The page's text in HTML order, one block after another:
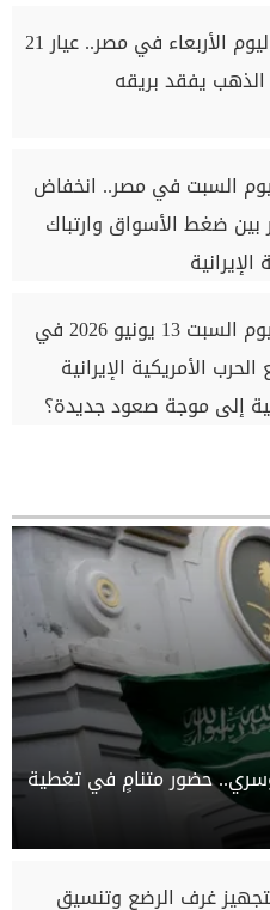
أسعار الذهب اليوم الأربعاء في مصر.. عيار 21
الذهب يفقد بريقه
السبت في مصر.. انخفاض
بين ضغط الأسواق وارتباك
سعر الدولار اليوم السبت 13 يونيو 2026 في
الأمريكية الإيرانية
إلى موجة صعود جديدة؟
حضور متنامٍ في تغطية
غرف الرضع وتنسيق